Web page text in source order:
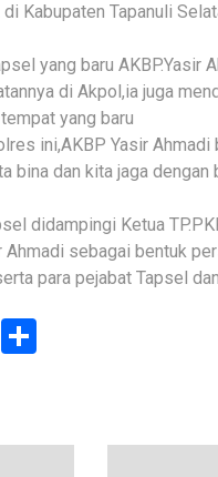
Kabupaten Tapanuli
yang baru AKBP.Yasir
di Akpol,ia juga
yang baru
ini,AKBP Yasir
bina dan kita jaga dengan
didampingi Ketua
Ahmadi sebagai bentuk
para pejabat Tapsel
Copy